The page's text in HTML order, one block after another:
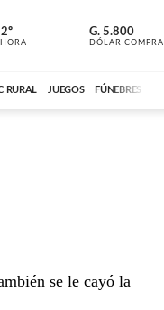
A LA GRAN 730
ABC CARDINAL AMDE 08:00 A 11:29
24º
MAÑANA
G. 5.800
DÓLAR COMPRA
RURAL JUEGOS FÚNEBRES
se le cayó la